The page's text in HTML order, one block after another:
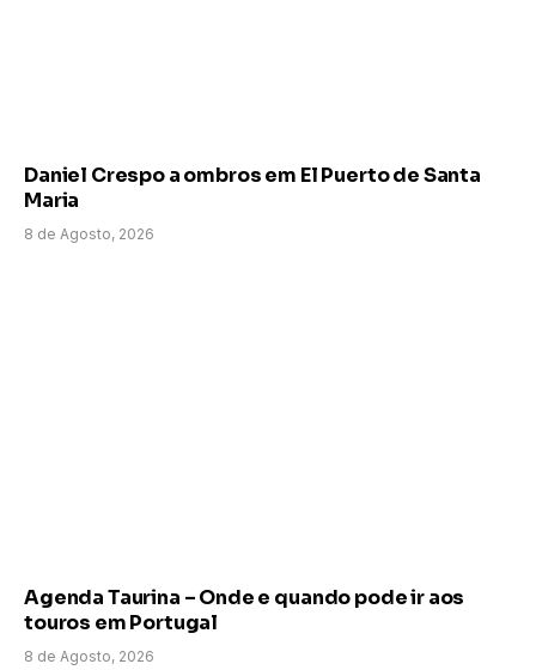
Daniel Crespo a ombros em El Puerto de Santa
Maria
8 de Agosto, 2026
Agenda Taurina – Onde e quando pode ir aos
touros em Portugal
8 de Agosto, 2026